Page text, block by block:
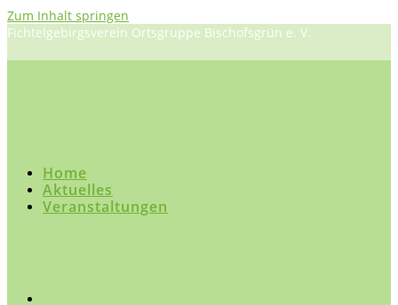
Zum Inhalt springen
Fichtelgebirgsverein Ortsgruppe Bischofsgrün e. V.
Home
Aktuelles
Veranstaltungen